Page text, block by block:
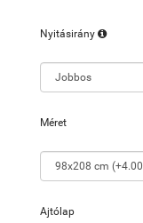
Nyitásirány
Méret
Ajtólap